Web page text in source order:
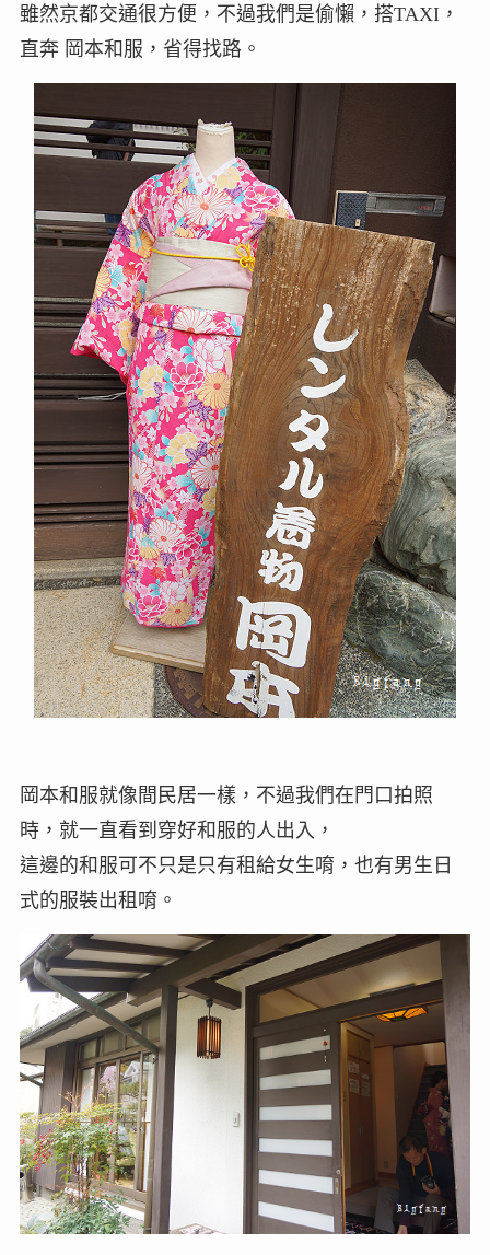
雖然京都交通很方便，不過我們是偷懶，搭TAXI，
直奔 岡本和服，省得找路。
岡本和服就像間民居一樣，不過我們在門口拍照
時，就一直看到穿好和服的人出入，
這邊的和服可不只是只有租給女生唷，也有男生日
式的服裝出租唷。